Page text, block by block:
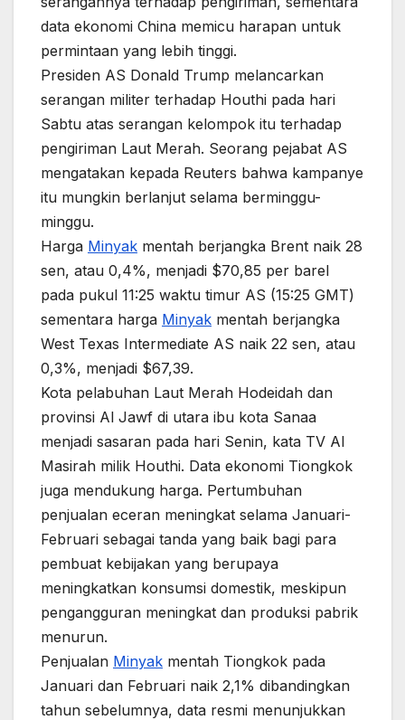
data ekonomi China memicu harapan untuk
permintaan yang lebih tinggi.
Presiden AS Donald Trump melancarkan
serangan militer terhadap Houthi pada hari
Sabtu atas serangan kelompok itu terhadap
pengiriman Laut Merah. Seorang pejabat AS
mengatakan kepada Reuters bahwa kampanye
itu mungkin berlanjut selama berminggu-
minggu.
Harga Minyak mentah berjangka Brent naik 28
sen, atau 0,4%, menjadi $70,85 per barel
pada pukul 11:25 waktu timur AS (15:25 GMT)
sementara harga Minyak mentah berjangka
West Texas Intermediate AS naik 22 sen, atau
0,3%, menjadi $67,39.
Kota pelabuhan Laut Merah Hodeidah dan
provinsi Al Jawf di utara ibu kota Sanaa
menjadi sasaran pada hari Senin, kata TV Al
Masirah milik Houthi. Data ekonomi Tiongkok
juga mendukung harga. Pertumbuhan
penjualan eceran meningkat selama Januari-
Februari sebagai tanda yang baik bagi para
pembuat kebijakan yang berupaya
meningkatkan konsumsi domestik, meskipun
pengangguran meningkat dan produksi pabrik
menurun.
Penjualan Minyak mentah Tiongkok pada
Januari dan Februari naik 2,1% dibandingkan
tahun sebelumnya, data resmi menunjukkan